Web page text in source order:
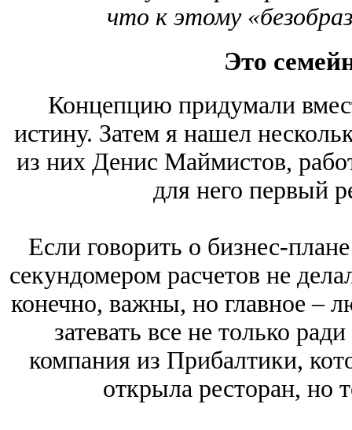
что к этому
Это
Концепцию придумали
истину. Затем я нашел
из них Денис Маймистов,
для него первый
Если говорить о бизнес-
секундомером расчетов не
конечно, важны, но главное –
затевать все не только
компания из Прибалтики,
открыла ресторан, но